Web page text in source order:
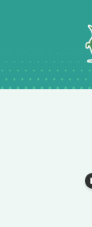
要
內